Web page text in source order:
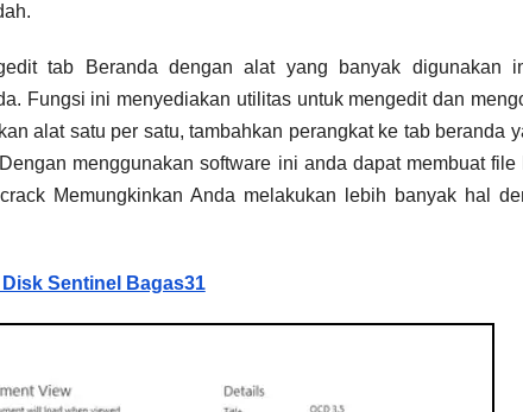
tab Beranda dengan alat yang banyak digunakan
Fungsi ini menyediakan utilitas untuk mengedit dan
alat satu per satu, tambahkan perangkat ke tab beranda
menggunakan software ini anda dapat membuat file
Memungkinkan Anda melakukan lebih banyak hal
Disk Sentinel Bagas31